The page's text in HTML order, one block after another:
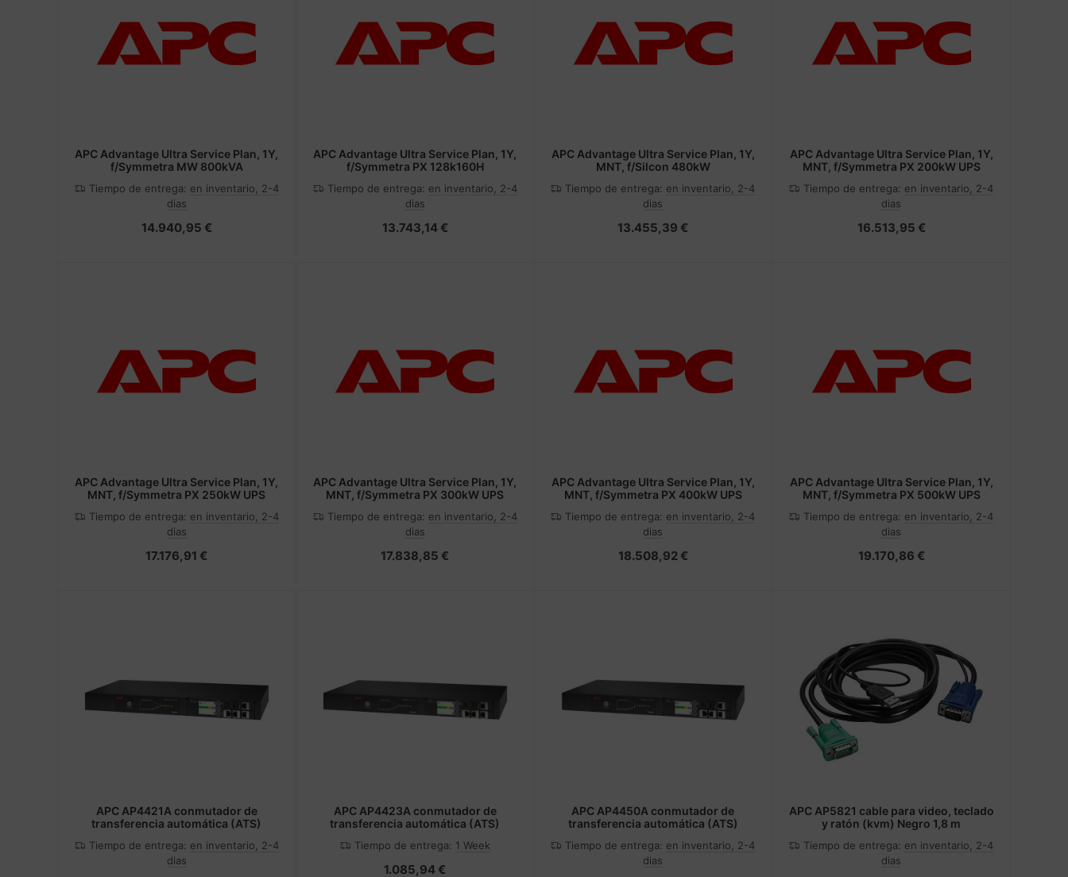
APC Advantage Ultra Service Plan, 1Y,
f/Symmetra MW 800kVA
Tiempo de entrega: en inventario, 2-4
dias
14.940,95 €
APC Advantage Ultra Service Plan, 1Y,
f/Symmetra PX 128k160H
Tiempo de entrega: en inventario, 2-4
dias
13.743,14 €
APC Advantage Ultra Service Plan, 1Y,
MNT, f/Silcon 480kW
Tiempo de entrega: en inventario, 2-4
dias
13.455,39 €
APC Advantage Ultra Service Plan, 1Y,
MNT, f/Symmetra PX 200kW UPS
Tiempo de entrega: en inventario, 2-4
dias
16.513,95 €
APC Advantage Ultra Service Plan, 1Y,
MNT, f/Symmetra PX 250kW UPS
Tiempo de entrega: en inventario, 2-4
dias
17.176,91 €
APC Advantage Ultra Service Plan, 1Y,
MNT, f/Symmetra PX 300kW UPS
Tiempo de entrega: en inventario, 2-4
dias
17.838,85 €
APC Advantage Ultra Service Plan, 1Y,
MNT, f/Symmetra PX 400kW UPS
Tiempo de entrega: en inventario, 2-4
dias
18.508,92 €
APC Advantage Ultra Service Plan, 1Y,
MNT, f/Symmetra PX 500kW UPS
Tiempo de entrega: en inventario, 2-4
dias
19.170,86 €
APC AP4421A conmutador de
transferencia automática (ATS)
Tiempo de entrega: en inventario, 2-4
dias
APC AP4423A conmutador de
transferencia automática (ATS)
Tiempo de entrega: 1 Week
1.085,94 €
APC AP4450A conmutador de
transferencia automática (ATS)
Tiempo de entrega: en inventario, 2-4
dias
APC AP5821 cable para video, teclado
y ratón (kvm) Negro 1,8 m
Tiempo de entrega: en inventario, 2-4
dias